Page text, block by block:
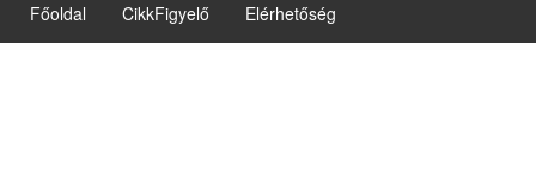
Főoldal CikkFigyelő Elérhetőség